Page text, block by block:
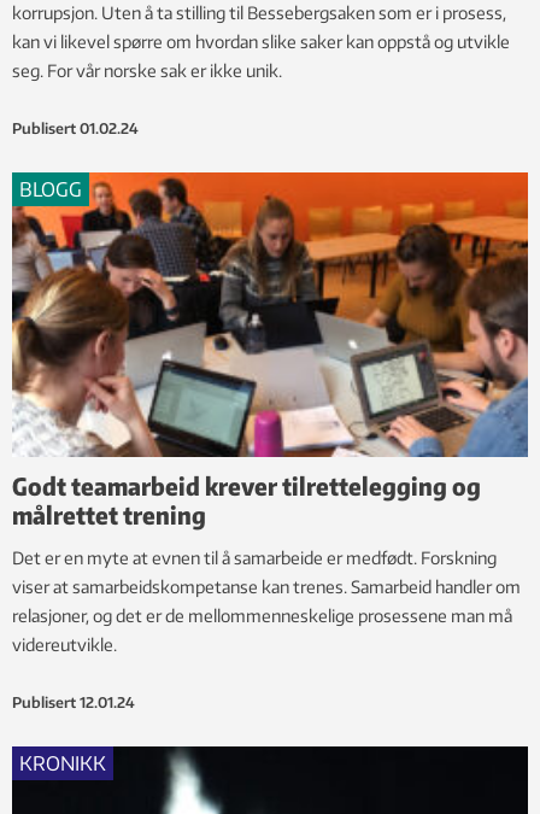
korrupsjon. Uten å ta stilling til Bessebergsaken som er i prosess,
kan vi likevel spørre om hvordan slike saker kan oppstå og utvikle
seg. For vår norske sak er ikke unik.
Publisert 01.02.24
BLOGG
Godt teamarbeid krever tilrettelegging og
målrettet trening
Det er en myte at evnen til å samarbeide er medfødt. Forskning
viser at samarbeidskompetanse kan trenes. Samarbeid handler om
relasjoner, og det er de mellommenneskelige prosessene man må
videreutvikle.
Publisert 12.01.24
KRONIKK